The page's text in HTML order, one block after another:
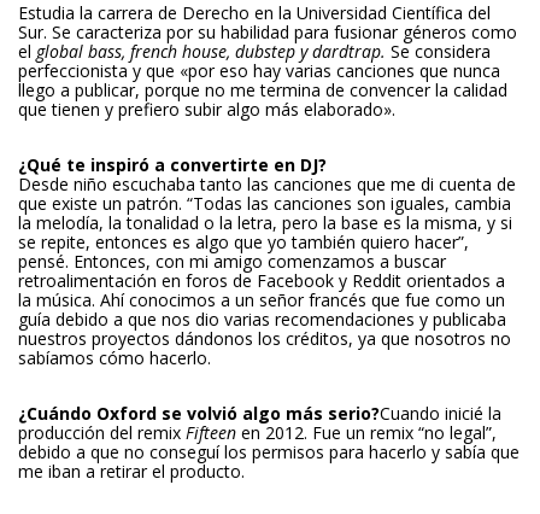
Estudia la carrera de Derecho en la Universidad Científica del
Sur. Se caracteriza por su habilidad para fusionar géneros como
el global bass, french house, dubstep y dardtrap. Se considera
perfeccionista y que «por eso hay varias canciones que nunca
llego a publicar, porque no me termina de convencer la calidad
que tienen y prefiero subir algo más elaborado».
¿Qué te inspiró a convertirte en DJ?
Desde niño escuchaba tanto las canciones que me di cuenta de
que existe un patrón. “Todas las canciones son iguales, cambia
la melodía, la tonalidad o la letra, pero la base es la misma, y si
se repite, entonces es algo que yo también quiero hacer”,
pensé. Entonces, con mi amigo comenzamos a buscar
retroalimentación en foros de Facebook y Reddit orientados a
la música. Ahí conocimos a un señor francés que fue como un
guía debido a que nos dio varias recomendaciones y publicaba
nuestros proyectos dándonos los créditos, ya que nosotros no
sabíamos cómo hacerlo.
¿Cuándo Oxford se volvió algo más serio?Cuando inicié la
producción del remix Fifteen en 2012. Fue un remix “no legal”,
debido a que no conseguí los permisos para hacerlo y sabía que
me iban a retirar el producto.